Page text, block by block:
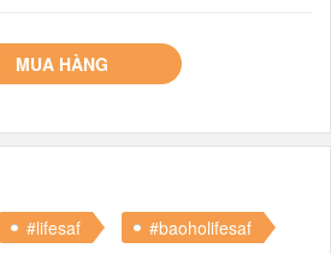
MUA HÀNG
#lifesaf
#baoholifesaf